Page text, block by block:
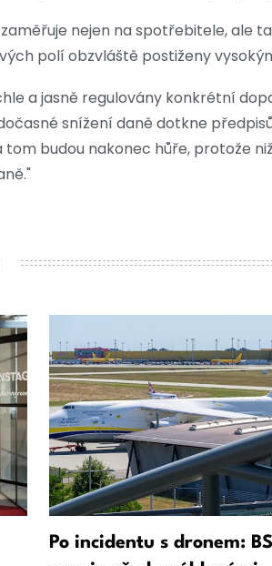
nejen na spotřebitele, ale
polí obzvláště postiženy
a jasně regulovány konkrétní
snížení daně dotkne
budou nakonec hůře, protože
Po incidentu s dronem: